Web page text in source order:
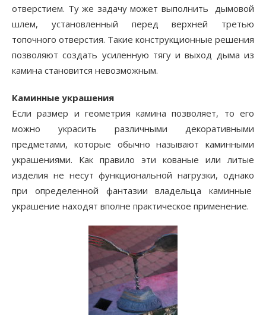
отверстием. Ту же задачу может выполнить дымовой
шлем, установленный перед верхней тре­тью
топочного отверстия. Такие конструкционные решения
позволяют создать усиленную тягу и выход дыма из
камина становится невозможным.
Каминные украшения
Если размер и геометрия камина позволяет, то его
можно украсить различными декоративными
предметами, которые обычно называют каминными
украшениями. Как правило эти кованые или литые
изделия не несут функциональной нагрузки, однако
при определенной фантазии владельца каминные
украшение находят вполне практическое применение.